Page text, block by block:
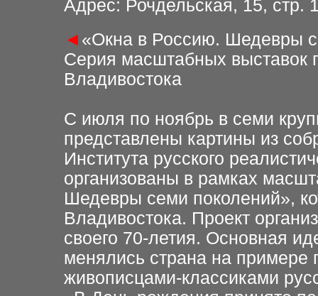
Адрес: Рочдельская, 15, стр.
◄ «Окна в Россию. Шедевры
Серия масштабных выставок
Владивостока
С июля по ноябрь в семи
представлены картины из
Института русского
организованы в рамках
Шедевры семи поколений»,
Владивостока. Проект
своего 70-летия. Основная
менялись страна на примере
живописцами-классиками